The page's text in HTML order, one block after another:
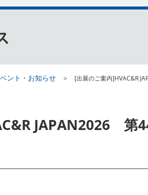
ント・お知らせ [出展のご案内]HVAC&R
JAPAN2026 第